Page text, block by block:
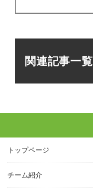
関連記事一覧
トップページ
チーム紹介